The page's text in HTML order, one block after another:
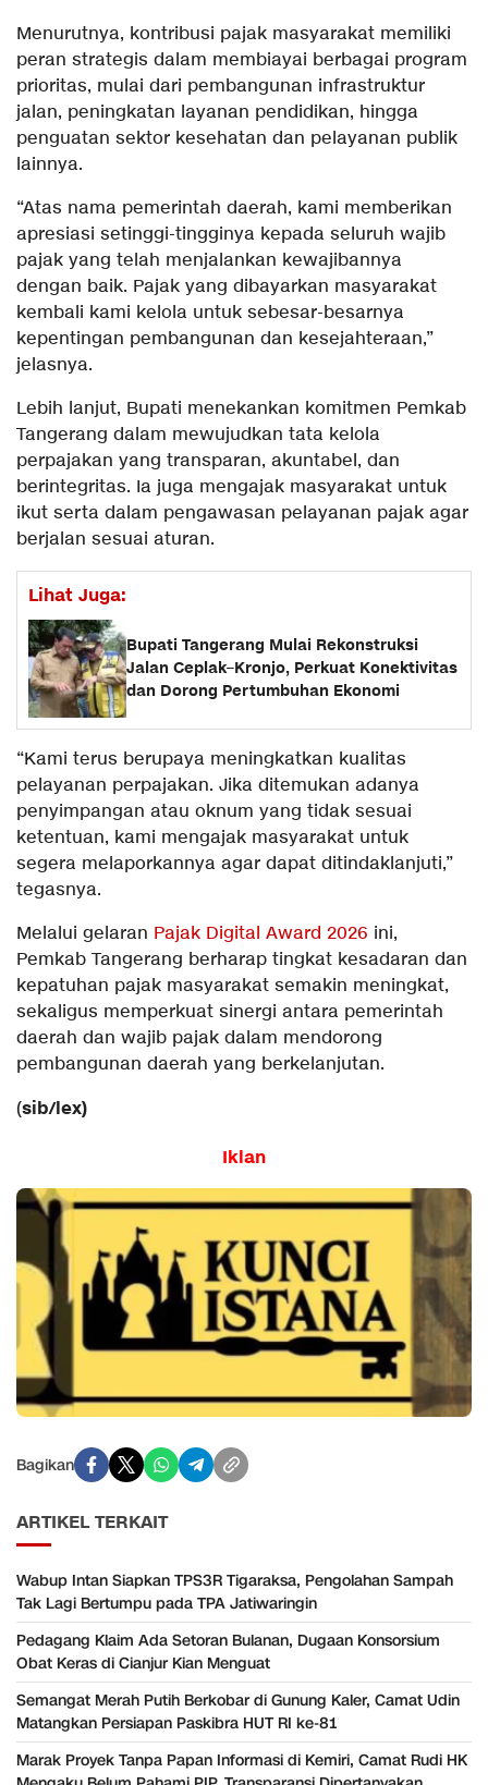
Menurutnya, kontribusi pajak masyarakat memiliki
peran strategis dalam membiayai berbagai program
prioritas, mulai dari pembangunan infrastruktur
jalan, peningkatan layanan pendidikan, hingga
penguatan sektor kesehatan dan pelayanan publik
lainnya.
“Atas nama pemerintah daerah, kami memberikan
apresiasi setinggi-tingginya kepada seluruh wajib
pajak yang telah menjalankan kewajibannya
dengan baik. Pajak yang dibayarkan masyarakat
kembali kami kelola untuk sebesar-besarnya
kepentingan pembangunan dan kesejahteraan,”
jelasnya.
Lebih lanjut, Bupati menekankan komitmen Pemkab
Tangerang dalam mewujudkan tata kelola
perpajakan yang transparan, akuntabel, dan
berintegritas. Ia juga mengajak masyarakat untuk
ikut serta dalam pengawasan pelayanan pajak agar
berjalan sesuai aturan.
Lihat Juga:
Bupati Tangerang Mulai Rekonstruksi
Jalan Ceplak–Kronjo, Perkuat Konektivitas
dan Dorong Pertumbuhan Ekonomi
“Kami terus berupaya meningkatkan kualitas
pelayanan perpajakan. Jika ditemukan adanya
penyimpangan atau oknum yang tidak sesuai
ketentuan, kami mengajak masyarakat untuk
segera melaporkannya agar dapat ditindaklanjuti,”
tegasnya.
Melalui gelaran Pajak Digital Award 2026 ini,
Pemkab Tangerang berharap tingkat kesadaran dan
kepatuhan pajak masyarakat semakin meningkat,
sekaligus memperkuat sinergi antara pemerintah
daerah dan wajib pajak dalam mendorong
pembangunan daerah yang berkelanjutan.
(sib/lex)
Iklan
Bagikan
ARTIKEL TERKAIT
Wabup Intan Siapkan TPS3R Tigaraksa, Pengolahan Sampah
Tak Lagi Bertumpu pada TPA Jatiwaringin
Pedagang Klaim Ada Setoran Bulanan, Dugaan Konsorsium
Obat Keras di Cianjur Kian Menguat
Semangat Merah Putih Berkobar di Gunung Kaler, Camat Udin
Matangkan Persiapan Paskibra HUT RI ke-81
Marak Proyek Tanpa Papan Informasi di Kemiri, Camat Rudi HK